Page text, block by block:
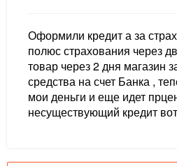
Оформили кредит а за
полюс страхования через
товар через 2 дня магазин
средства на счет Банка ,
мои деньги и еще идет
несуществующий кредит